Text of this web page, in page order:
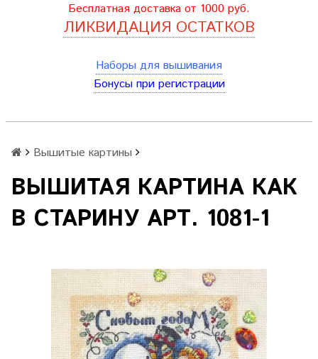
Бесплатная доставка от 1000 руб.
ЛИКВИДАЦИЯ ОСТАТКОВ
Наборы для вышивания
Бонусы при регистрации
Вышитые картины
ВЫШИТАЯ КАРТИНА КАК
В СТАРИНУ АРТ. 1081-1